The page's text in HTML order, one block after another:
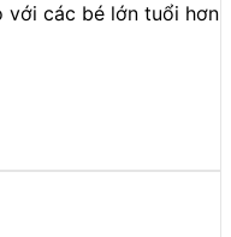
với các bé lớn tuổi hơn